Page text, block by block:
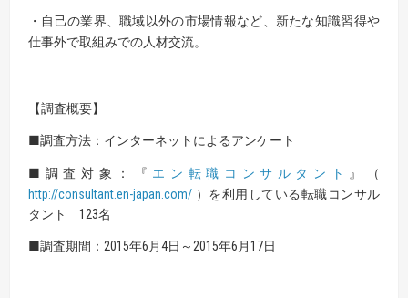
・自己の業界、職域以外の市場情報など、新たな知識習得や
仕事外で取組みでの人材交流。
【調査概要】
■調査方法：インターネットによるアンケート
■調査対象：『 エン転職コンサルタント
』（
http://consultant.en-japan.com/ ）を利用している転職コンサル
タント 123名
■調査期間：2015年6月4日～2015年6月17日